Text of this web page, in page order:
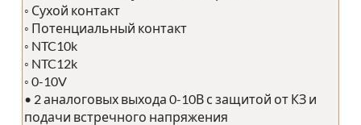
◦ Сухой контакт
◦ Потенциальный контакт
◦ NTC10k
◦ NTC12k
◦ 0-10V
• 2 аналоговых выхода 0-10В с защитой от КЗ и
подачи встречного напряжения